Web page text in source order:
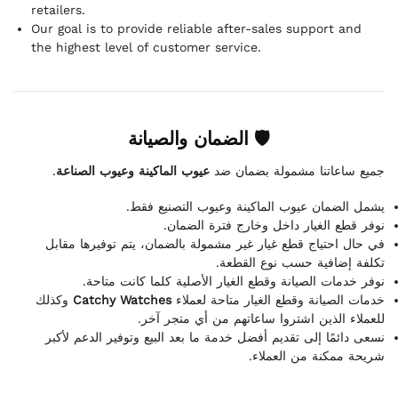
retailers.
Our goal is to provide reliable after-sales support and
the highest level of customer service.
🛡 الضمان والصيانة
جميع ساعاتنا مشمولة بضمان ضد عيوب الماكينة وعيوب الصناعة.
يشمل الضمان عيوب الماكينة وعيوب التصنيع فقط.
نوفر قطع الغيار داخل وخارج فترة الضمان.
في حال احتياج قطع غيار غير مشمولة بالضمان، يتم توفيرها مقابل
تكلفة إضافية حسب نوع القطعة.
نوفر خدمات الصيانة وقطع الغيار الأصلية كلما كانت متاحة.
خدمات الصيانة وقطع الغيار متاحة لعملاءCatchy Watches وكذلك
للعملاء الذين اشتروا ساعاتهم من أي متجر آخر.
نسعى دائمًا إلى تقديم أفضل خدمة ما بعد البيع وتوفير الدعم لأكبر
شريحة ممكنة من العملاء.